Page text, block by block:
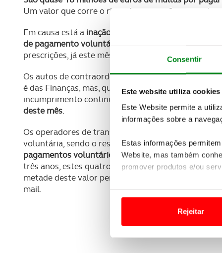
Consentir
Este website utiliza cookies
Este Website permite a
informações sobre a
Estas informações
Website, mas também
promover produtos e/ou
Usamos cookies para
funcionalidades de redes
Rejeitar
Um valor que corre o risco de prescrição, segundo
Em causa está a inação por parte do Ministério das
de pagamento voluntário dos infratores. E com o
prescrições, já este mês. Menos de um terço dos
Os autos de contraordenação vão-se acumulando à
é das Finanças, mas, quando passa os três anos
incumprimento continua sem punição,
deste mês.
Os operadores de transportes públicos só recebem
voluntária, sendo o resto alvo de cobrança coerciva.
pagamentos voluntários ronda os 30%.No Metro
três anos, estes quatro operadores tiveram 2,2
metade deste valor pertença ao Metro do Porto,
mail.